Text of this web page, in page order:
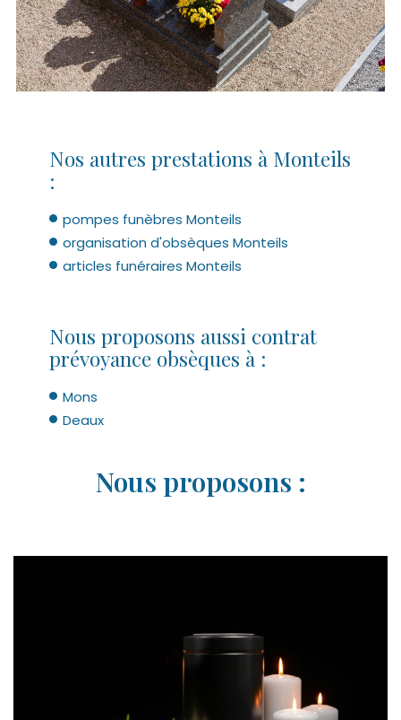
Nos autres prestations à Monteils
:
pompes funèbres Monteils
organisation d'obsèques Monteils
articles funéraires Monteils
Nous proposons aussi contrat
prévoyance obsèques à :
Mons
Deaux
Nous proposons :